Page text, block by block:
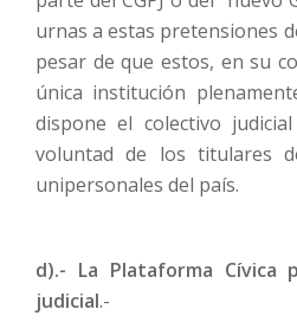
urnas a estas pretensiones
pesar de que estos, en su
única institución
dispone el colectivo
voluntad de los titulares
unipersonales del país.
d).- La Plataforma Cívica
judicial.-